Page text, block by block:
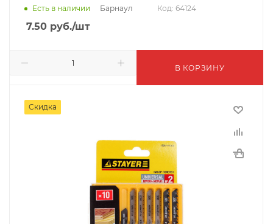
Есть в наличии Барнаул Код: 64124
7.50 руб./шт
В КОРЗИНУ
Скидка